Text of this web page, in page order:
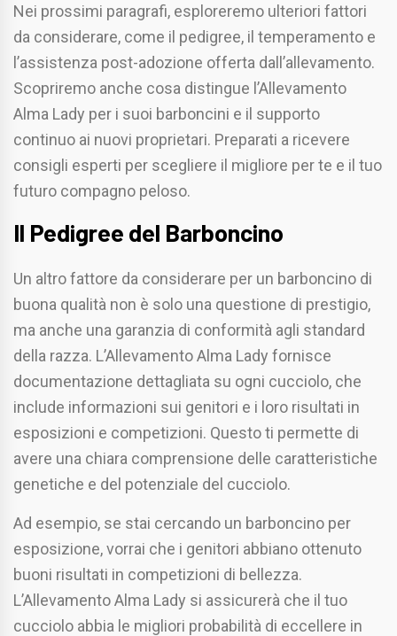
Nei prossimi paragrafi, esploreremo ulteriori fattori
da considerare, come il pedigree, il temperamento e
l’assistenza post-adozione offerta dall’allevamento.
Scopriremo anche cosa distingue l’Allevamento
Alma Lady per i suoi barboncini e il supporto
continuo ai nuovi proprietari. Preparati a ricevere
consigli esperti per scegliere il migliore per te e il tuo
futuro compagno peloso.
Il Pedigree del Barboncino
Un altro fattore da considerare per un barboncino di
buona qualità non è solo una questione di prestigio,
ma anche una garanzia di conformità agli standard
della razza. L’Allevamento Alma Lady fornisce
documentazione dettagliata su ogni cucciolo, che
include informazioni sui genitori e i loro risultati in
esposizioni e competizioni. Questo ti permette di
avere una chiara comprensione delle caratteristiche
genetiche e del potenziale del cucciolo.
Ad esempio, se stai cercando un barboncino per
esposizione, vorrai che i genitori abbiano ottenuto
buoni risultati in competizioni di bellezza.
L’Allevamento Alma Lady si assicurerà che il tuo
cucciolo abbia le migliori probabilità di eccellere in